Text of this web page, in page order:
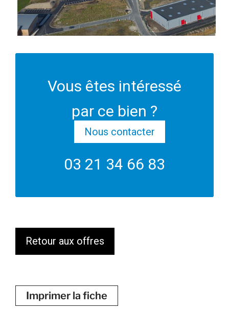
Vous êtes intéressé
par ce bien ?
Nous contacter
03 21 34 66 83
Retour aux offres
Imprimer la fiche